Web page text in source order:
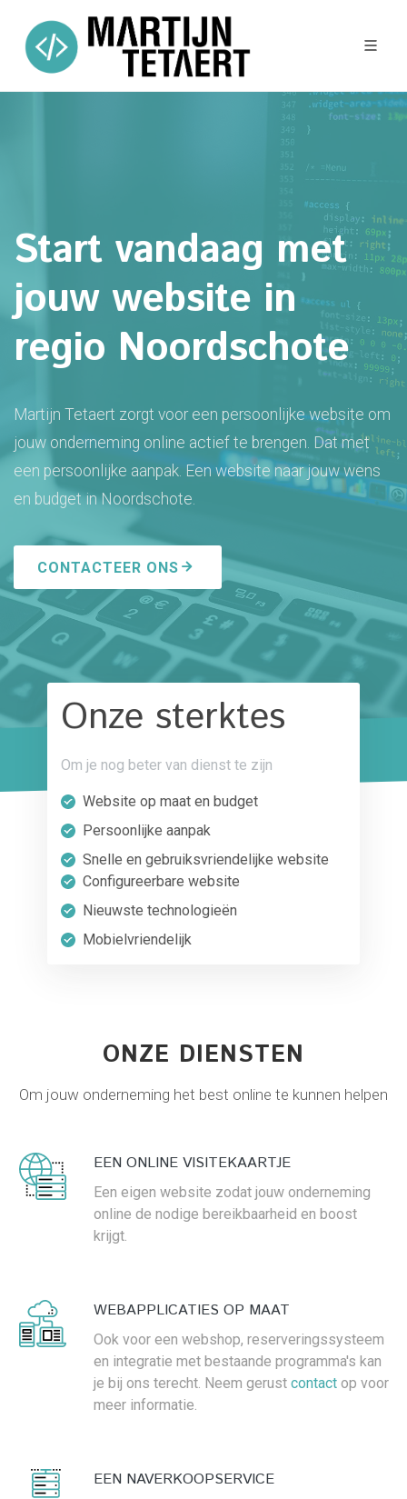
Start vandaag met
jouw website in
regio Noordschote
Martijn Tetaert zorgt voor een persoonlijke website om
jouw onderneming online actief te brengen. Dat met
een persoonlijke aanpak. Een website naar jouw wens
en budget in Noordschote.
CONTACTEER ONS
Onze sterktes
Om je nog beter van dienst te zijn
Website op maat en budget
Persoonlijke aanpak
Snelle en gebruiksvriendelijke website
Configureerbare website
Nieuwste technologieën
Mobielvriendelijk
ONZE DIENSTEN
Om jouw onderneming het best online te kunnen helpen
EEN ONLINE VISITEKAARTJE
Een eigen website zodat jouw onderneming
online de nodige bereikbaarheid en boost
krijgt.
WEBAPPLICATIES OP MAAT
Ook voor een webshop, reserveringssysteem
en integratie met bestaande programma's kan
je bij ons terecht. Neem gerust contact op voor
meer informatie.
EEN NAVERKOOPSERVICE